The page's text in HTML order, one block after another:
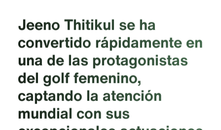
Jeeno Thitikul se ha
convertido rápidamente en
una de las protagonistas
del golf femenino,
captando la atención
mundial con sus